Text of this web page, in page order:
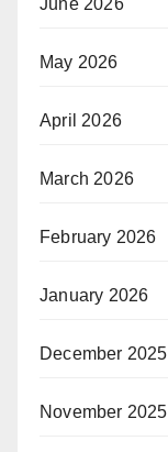
June 2026
May 2026
April 2026
March 2026
February 2026
January 2026
December 2025
November 2025